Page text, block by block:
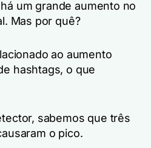
um grande aumento no
Mas por quê?
ao aumento
hashtags, o que
sabemos que três
o pico.